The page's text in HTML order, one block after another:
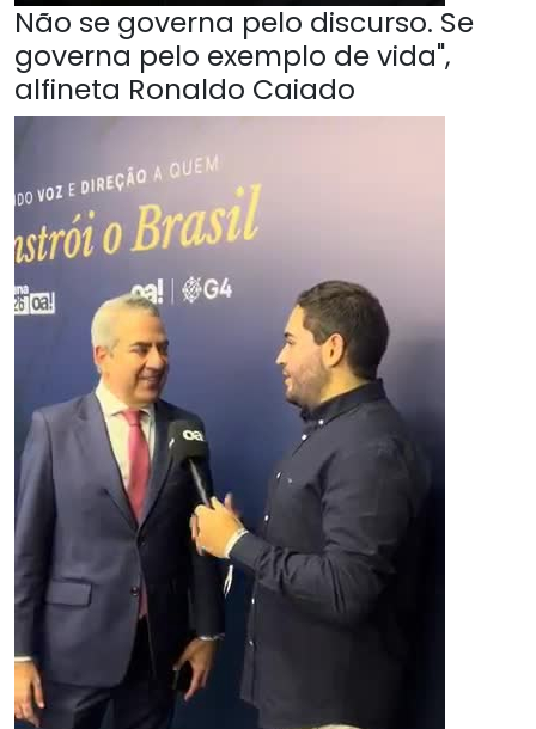
Não se governa pelo discurso. Se
governa pelo exemplo de vida",
alfineta Ronaldo Caiado